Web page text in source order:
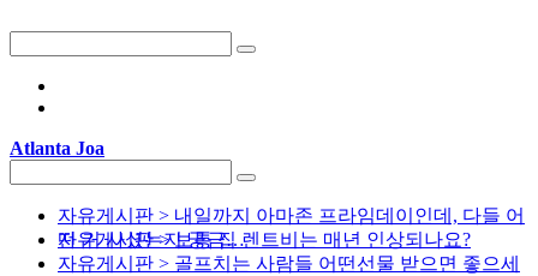
Atlanta Joa
자유게시판 > 내일까지 아마존 프라임데이인데, 다들 어
떤 거 사셨는지 궁금…
자유게시판 > 보통 집 렌트비는 매년 인상되나요?
자유게시판 > 골프치는 사람들 어떤선물 받으면 좋으세